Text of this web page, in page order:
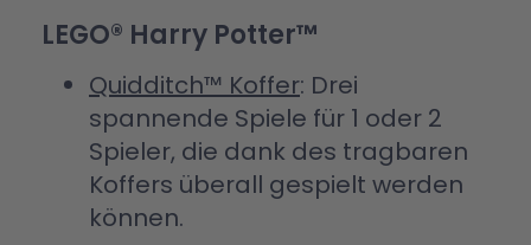
LEGO® Harry Potter™
Quidditch™ Koffer: Drei
spannende Spiele für 1 oder 2
Spieler, die dank des tragbaren
Koffers überall gespielt werden
können.